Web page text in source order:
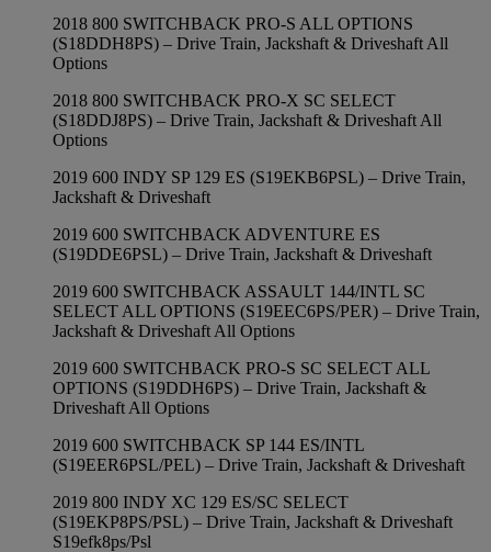
2018 800 SWITCHBACK PRO-S ALL OPTIONS
(S18DDH8PS) – Drive Train, Jackshaft & Driveshaft All
Options
2018 800 SWITCHBACK PRO-X SC SELECT
(S18DDJ8PS) – Drive Train, Jackshaft & Driveshaft All
Options
2019 600 INDY SP 129 ES (S19EKB6PSL) – Drive Train,
Jackshaft & Driveshaft
2019 600 SWITCHBACK ADVENTURE ES
(S19DDE6PSL) – Drive Train, Jackshaft & Driveshaft
2019 600 SWITCHBACK ASSAULT 144/INTL SC
SELECT ALL OPTIONS (S19EEC6PS/PER) – Drive Train,
Jackshaft & Driveshaft All Options
2019 600 SWITCHBACK PRO-S SC SELECT ALL
OPTIONS (S19DDH6PS) – Drive Train, Jackshaft &
Driveshaft All Options
2019 600 SWITCHBACK SP 144 ES/INTL
(S19EER6PSL/PEL) – Drive Train, Jackshaft & Driveshaft
2019 800 INDY XC 129 ES/SC SELECT
(S19EKP8PS/PSL) – Drive Train, Jackshaft & Driveshaft
S19efk8ps/Psl